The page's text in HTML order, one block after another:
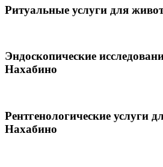
Ритуальные услуги для
Эндоскопические
Нахабино
Рентгенологические услуги
Нахабино